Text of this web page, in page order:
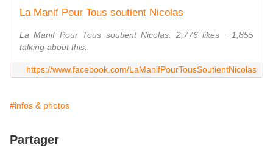
La Manif Pour Tous soutient Nicolas
La Manif Pour Tous soutient Nicolas. 2,776 likes · 1,855
talking about this.
https://www.facebook.com/LaManifPourTousSoutientNicolas
#infos & photos
Partager